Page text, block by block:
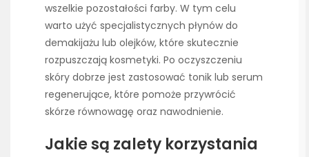
wszelkie pozostałości farby. W tym celu
warto użyć specjalistycznych płynów do
demakijażu lub olejków, które skutecznie
rozpuszczają kosmetyki. Po oczyszczeniu
skóry dobrze jest zastosować tonik lub serum
regenerujące, które pomoże przywrócić
skórze równowagę oraz nawodnienie.
Jakie są zalety korzystania